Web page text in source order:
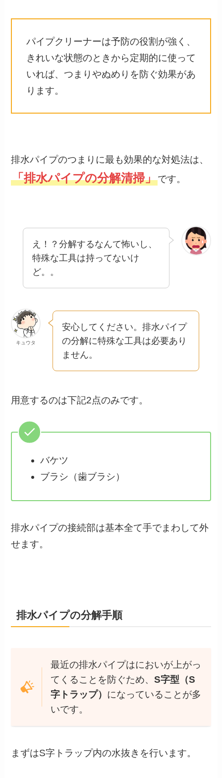
パイプクリーナーは予防の役割が強く、
きれいな状態のときから定期的に使って
いれば、つまりやぬめりを防ぐ効果があ
ります。
排水パイプのつまりに最も効果的な対処法は、
「排水パイプの分解清掃」です。
え！？分解するなんて怖いし、
特殊な工具は持ってないけ
ど。。
キュウタ
安心してください。排水パイプ
の分解に特殊な工具は必要あり
ません。
用意するのは下記2点のみです。
バケツ
ブラシ（歯ブラシ）
排水パイプの接続部は基本全て手でまわして外
せます。
排水パイプの分解手順
最近の排水パイプはにおいが上がっ
てくることを防ぐため、S字型（S
字トラップ） になっていることが多
いです。
まずはS字トラップ内の水抜きを行います。